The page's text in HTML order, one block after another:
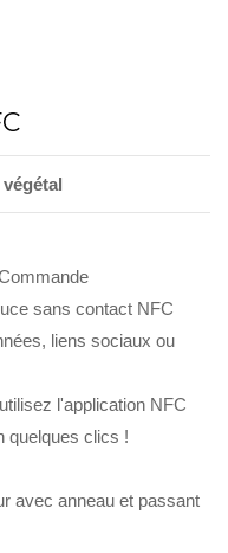
sans contact NFC
liens sociaux ou
l'application NFC
quelques clics !
avec anneau et passant